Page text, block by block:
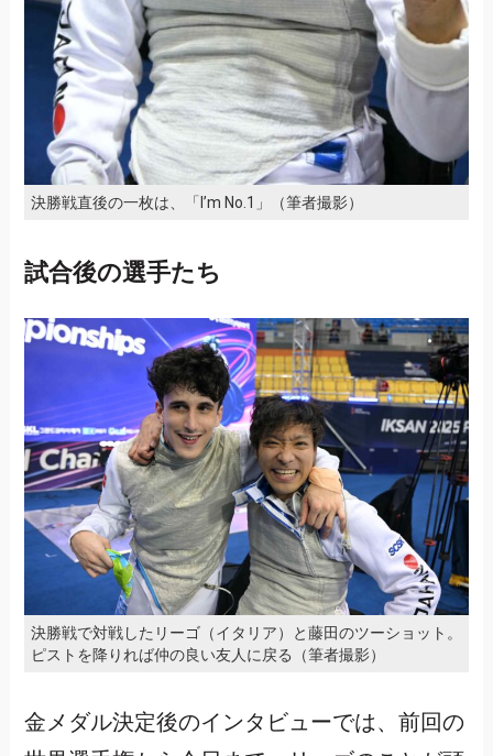
決勝戦直後の一枚は、「I’m No.1」（筆者撮影）
試合後の選手たち
決勝戦で対戦したリーゴ（イタリア）と藤田のツーショット。
ピストを降りれば仲の良い友人に戻る（筆者撮影）
金メダル決定後のインタビューでは、前回の